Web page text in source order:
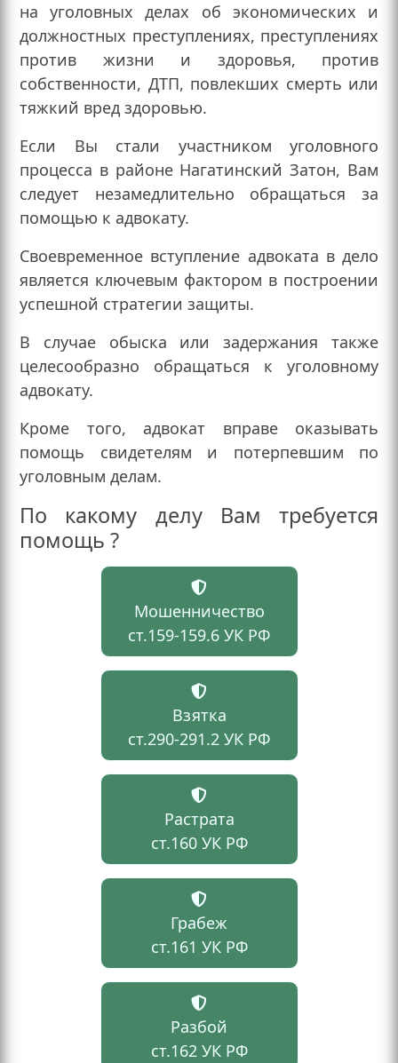
на уголовных делах об экономических и
должностных преступлениях, преступлениях
против жизни и здоровья, против
собственности, ДТП, повлекших смерть или
тяжкий вред здоровью.
Если Вы стали участником уголовного
процесса в районе Нагатинский Затон, Вам
следует незамедлительно обращаться за
помощью к адвокату.
Своевременное вступление адвоката в дело
является ключевым фактором в построении
успешной стратегии защиты.
В случае обыска или задержания также
целесообразно обращаться к уголовному
адвокату.
Кроме того, адвокат вправе оказывать
помощь свидетелям и потерпевшим по
уголовным делам.
По какому делу Вам требуется
помощь ?
Мошенничество
ст.159-159.6 УК РФ
Взятка
ст.290-291.2 УК РФ
Растрата
ст.160 УК РФ
Грабеж
ст.161 УК РФ
Разбой
ст.162 УК РФ